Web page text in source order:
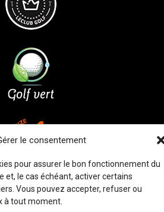
le consentement
pour assurer le bon fonctionnement du
et, le cas échéant, activer certains
Vous pouvez accepter, refuser ou
à tout moment.